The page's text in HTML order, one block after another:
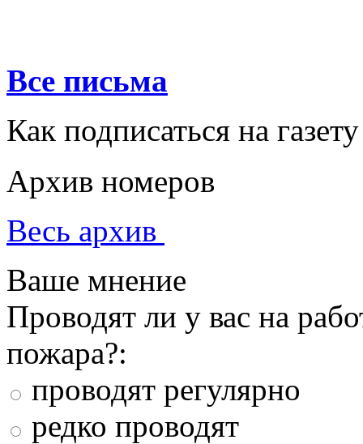
Все письма
Как подписаться на газету
Архив номеров
Весь архив
Ваше мнение
Проводят ли у вас на
пожара?:
проводят регулярно
редко проводят